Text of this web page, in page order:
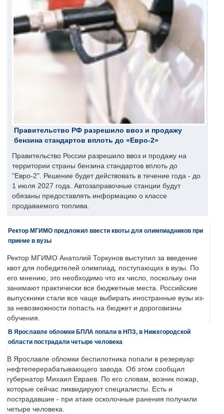
Правительство РФ разрешило ввоз и продажу
бензина стандартов вплоть до «Евро-2»
Правительство России разрешило ввоз и продажу на
территории страны бензина стандартов вплоть до
"Евро-2". Решение будет действовать в течение года - до
1 июля 2027 года. Автозаправочные станции будут
обязаны предоставлять информацию о классе
продаваемого топлива.
Ректор МГИМО предложил ввести квоты для олимпиадников при
приеме в вузы
Ректор МГИМО Анатолий Торкунов выступил за введение
квот для победителей олимпиад, поступающих в вузы. По
его мнению, это необходимо что их число, поскольку они
занимают практически все бюджетные места. Российские
выпускники стали все чаще выбирать иностранные вузы из-
за невозможности попасть на бюджет и дороговизны
обучения.
В Ярославле обломки БПЛА попали в НПЗ, в Нижегородской
области пострадали четыре человека
В Ярославле обломки беспилотника попали в резервуар
нефтеперерабатывающего завода. Об этом сообщил
губернатор Михаил Евраев. По его словам, возник пожар,
которые сейчас ликвидируют специалисты. Есть и
пострадавшие - при атаке осколочные ранения получили
четыре человека.